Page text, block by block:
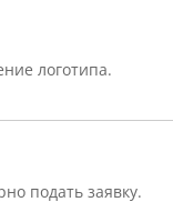
логотипа.
подать заявку.